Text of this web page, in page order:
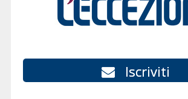
Iscriviti